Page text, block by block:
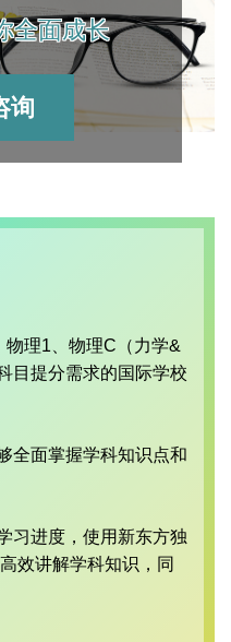
全面成长
询
理1、物理C（力学&
目提分需求的国际学校
全面掌握学科知识点和
习进度，使用新东方独
效讲解学科知识，同